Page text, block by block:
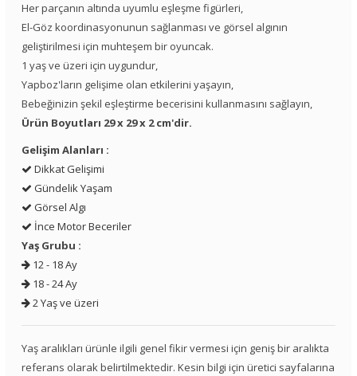
Her parçanın altında uyumlu eşleşme figürleri,
El-Göz koordinasyonunun sağlanması ve görsel algının
geliştirilmesi için muhteşem bir oyuncak.
1 yaş ve üzeri için uygundur,
Yapboz'ların gelişime olan etkilerini yaşayın,
Bebeğinizin şekil eşleştirme becerisini kullanmasını sağlayın,
Ürün Boyutları 29 x 29 x 2 cm'dir.
Gelişim Alanları :
Dikkat Gelişimi
Gündelik Yaşam
Görsel Algı
İnce Motor Beceriler
Yaş Grubu :
12 - 18 Ay
18 - 24 Ay
2 Yaş ve üzeri
Yaş aralıkları ürünle ilgili genel fikir vermesi için geniş bir aralıkta
referans olarak belirtilmektedir. Kesin bilgi için üretici sayfalarına